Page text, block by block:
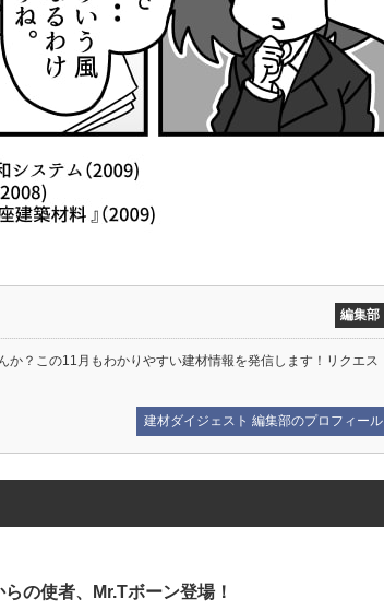
編集部
か？この11月もわかりやすい建材情報を発信します！リクエス
建材ダイジェスト 編集部のプロフィール
の使者、Mr.Tボーン登場！